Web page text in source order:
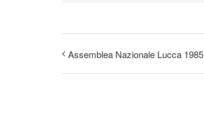
Assemblea Nazionale Lucca 1985